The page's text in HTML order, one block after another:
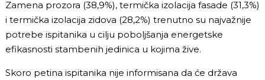
Zamena prozora (38,9%), termička izolacija fasade (31,3%)
i termička izolacija zidova (28,2%) trenutno su najvažnije
potrebe ispitanika u cilju poboljšanja energetske
efikasnosti stambenih jedinica u kojima žive.
Skoro petina ispitanika nije informisana da će država